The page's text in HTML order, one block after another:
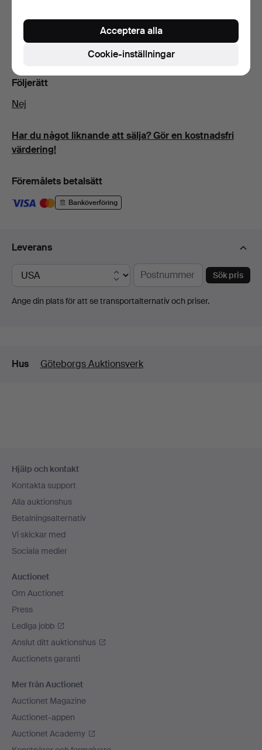
Märken, slitage. Knivblad ej silver.
Följerätt
Nej
Har du något liknande att sälja? Gör en kostnadsfri
värdering!
Föremålets betalsätt
Banköverföring
Leverans
Sök pris
Ange din plats för att se transportalternativ och priser.
Detaljer
Hus Göteborgs Auktionsverk
Hjälp och kontakt
Kontakta support
Alla auktionshus
Betalningsalternativ
Vi skickar med
Sociala medier
Auctionet
Om Auctionet
Press
Lediga jobb
Anslut ditt auktionshus
Auctionets garanti
Mer från Auctionet
Auctionet Magazine
Auctionet-appen
Auctionet Academy
Cookie-inställningar
Acceptera alla